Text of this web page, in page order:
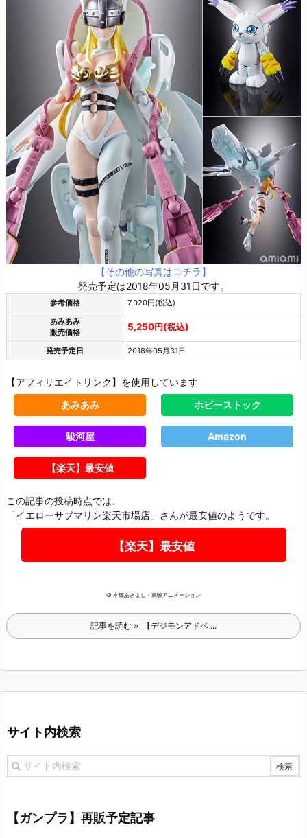
【その他の写真はコチラ】
発売予定は2018年05月31日です。
参考価格
7,020円(税込)
あみあみ
販売価格
5,250円(税込)
発売予定日 2018年05月31日
【アフィリエイトリンク】を使用しています
あみあみ
ホビーストック
駿河屋 Amazon
【楽天】最安値
この記事の投稿時点では、
「イエローサブマリン楽天市場店」さんが最安値のようです。
【楽天】最安値
© 本郷あきよし・東映アニメーション
記事を読む 【デジモンアドベ ...
サイト内検索
【ガンプラ】再販予定記事